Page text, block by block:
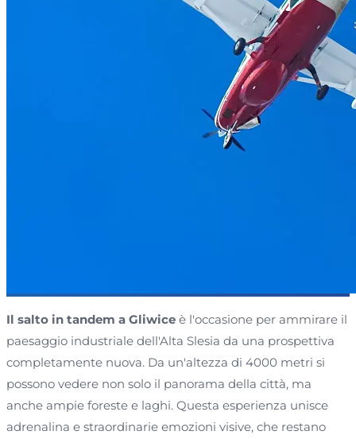
Il salto in tandem a Gliwice è l'occasione per ammirare il
paesaggio industriale dell'Alta Slesia da una prospettiva
completamente nuova. Da un'altezza di 4000 metri si
possono vedere non solo il panorama della città, ma
anche ampie foreste e laghi. Questa esperienza unisce
adrenalina e straordinarie emozioni visive, che restano